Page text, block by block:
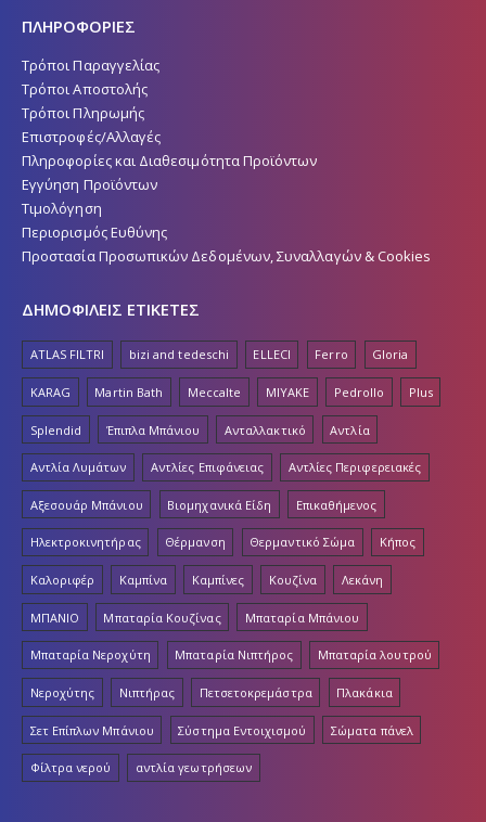
ΠΛΗΡΟΦΟΡΙΕΣ
Τρόποι Παραγγελίας
Τρόποι Αποστολής
Τρόποι Πληρωμής
Επιστροφές/Αλλαγές
Πληροφορίες και Διαθεσιμότητα Προϊόντων
Εγγύηση Προϊόντων
Τιμολόγηση
Περιορισμός Ευθύνης
Προστασία Προσωπικών Δεδομένων, Συναλλαγών & Cookies
ΔΗΜΟΦΙΛΕΙΣ ΕΤΙΚΕΤΕΣ
ATLAS FILTRI bizi and tedeschi ELLECI Ferro Gloria
KARAG Martin Bath Meccalte MIYAKE Pedrollo Plus
Splendid Έπιπλα Μπάνιου Ανταλλακτικό Αντλία
Αντλία Λυμάτων Αντλίες Επιφάνειας Αντλίες Περιφερειακές
Αξεσουάρ Μπάνιου Βιομηχανικά Είδη Επικαθήμενος
Ηλεκτροκινητήρας Θέρμανση Θερμαντικό Σώμα Κήπος
Καλοριφέρ Καμπίνα Καμπίνες Κουζίνα Λεκάνη
ΜΠΑΝΙΟ Μπαταρία Κουζίνας Μπαταρία Μπάνιου
Μπαταρία Νεροχύτη Μπαταρία Νιπτήρος Μπαταρία λουτρού
Νεροχύτης Νιπτήρας Πετσετοκρεμάστρα Πλακάκια
Σετ Επίπλων Μπάνιου Σύστημα Εντοιχισμού Σώματα πάνελ
Φίλτρα νερού αντλία γεωτρήσεων